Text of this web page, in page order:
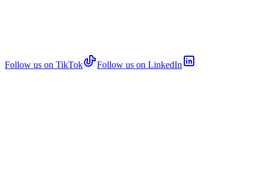
Follow us on TikTok Follow us on LinkedIn